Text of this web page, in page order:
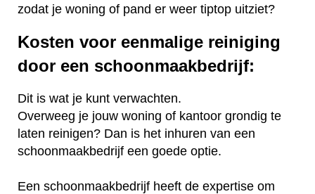
zodat je woning of pand er weer tiptop uitziet?
Kosten voor eenmalige reiniging
door een schoonmaakbedrijf:
Dit is wat je kunt verwachten.
Overweeg je jouw woning of kantoor grondig te
laten reinigen? Dan is het inhuren van een
schoonmaakbedrijf een goede optie.
Een schoonmaakbedrijf heeft de expertise om